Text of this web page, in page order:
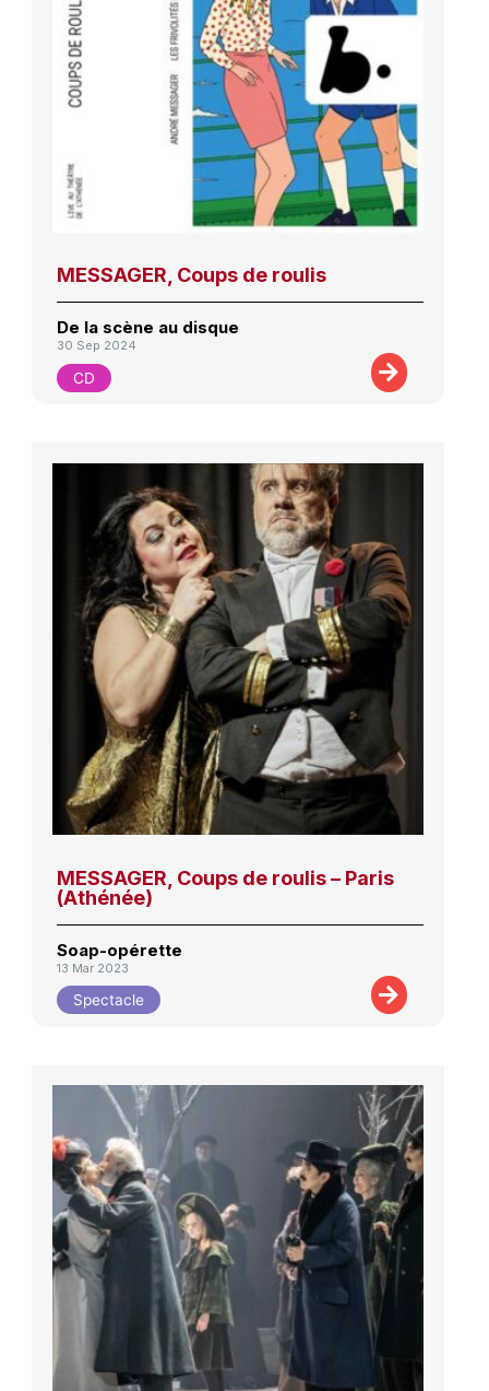
MESSAGER, Coups de roulis
De la scène au disque
30 Sep 2024
CD
MESSAGER, Coups de roulis – Paris
(Athénée)
Soap-opérette
13 Mar 2023
Spectacle